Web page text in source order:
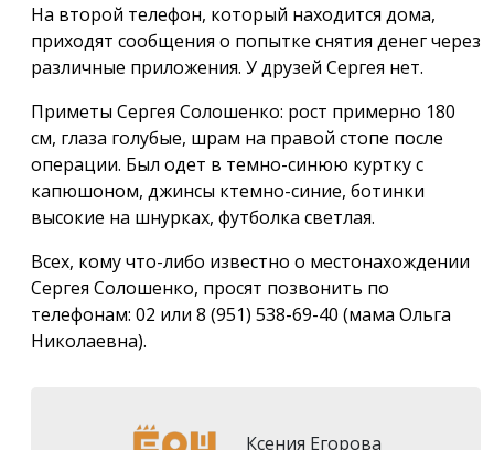
На второй телефон, который находится дома,
приходят сообщения о попытке снятия денег через
различные приложения. У друзей Сергея нет.
Приметы Сергея Солошенко: рост примерно 180
см, глаза голубые, шрам на правой стопе после
операции. Был одет в темно-синюю куртку с
капюшоном, джинсы ктемно-синие, ботинки
высокие на шнурках, футболка светлая.
Всех, кому что-либо известно о местонахождении
Сергея Солошенко, просят позвонить по
телефонам: 02 или 8 (951) 538-69-40 (мама Ольга
Николаевна).
Ксения Егорова